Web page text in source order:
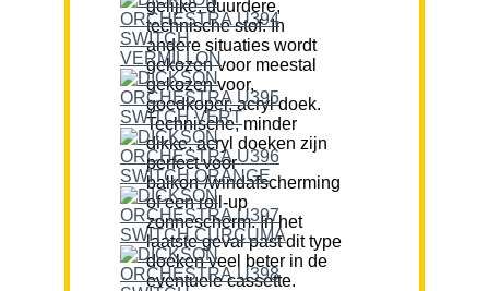
gelijke, duurdere,
technische stof. In
andere situaties wordt
gekozen voor meestal
gekozen voor,
goedkoper, acryl doek.
Technische, minder
dikke, acryl doeken zijn
perfect voor
balkon-/windafscherming
of een roll-up
zonnescherm. In het
laatste geval past dit type
doeken veel beter in de
eventuele cassette.